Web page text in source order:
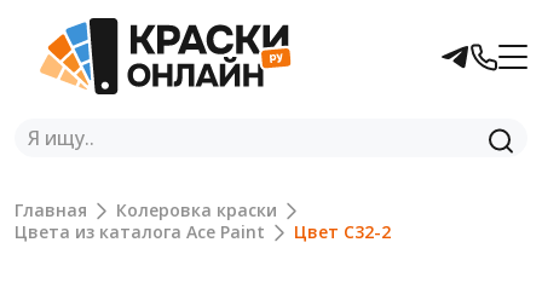
Главная
Колеровка краски
Цвета из каталога Ace Paint
Цвет C32-2